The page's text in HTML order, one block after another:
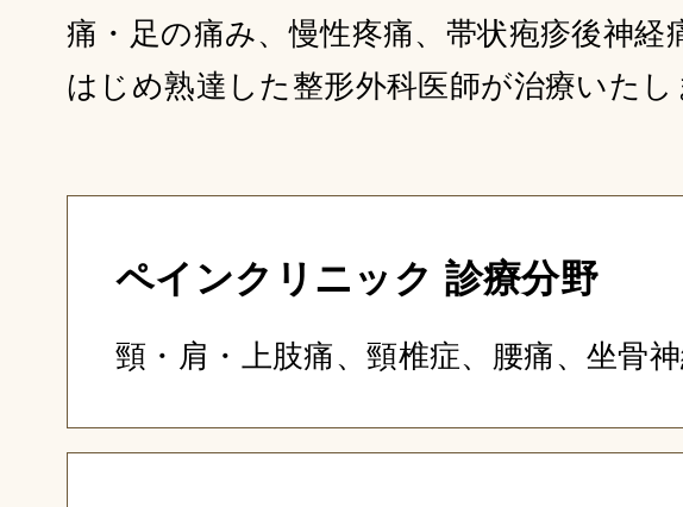
痛・足の痛み、慢性疼痛、帯状疱疹後神
はじめ熟達した整形外科医師が治療いたし
ペインクリニック 診療分野
頸・肩・上肢痛、頸椎症、腰痛、坐骨